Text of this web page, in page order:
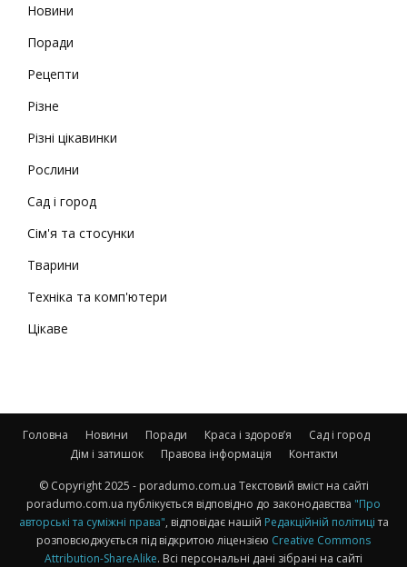
Новини
Поради
Рецепти
Різне
Різні цікавинки
Рослини
Сад і город
Сім'я та стосунки
Тварини
Техніка та комп'ютери
Цікаве
Головна Новини Поради Краса і здоров’я
Сад і город
Дім і затишок
Правова інформація Контакти
© Copyright 2025 - poradumo.com.ua Текстовий вміст на сайті
poradumo.com.ua публікується відповідно до законодавства "Про
авторські та суміжні права", відповідає нашій Редакційній політиціта
розповсюджується під відкритою ліцензією Creative Commons
Attribution-ShareAlike. Всі персональні дані зібрані на сайті